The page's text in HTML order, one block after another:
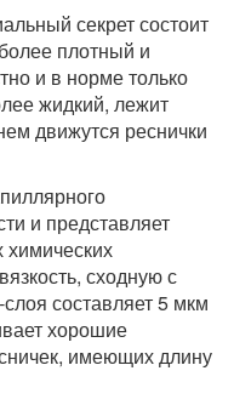
секрет состоит
плотный и
и в норме только
жидкий, лежит
движутся реснички
и представляет
сходную с
составляет 5 мкм
хорошие
имеющих длину